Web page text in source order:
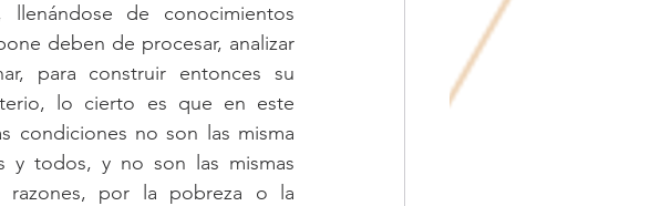
llenándose de conocimientos
deben de procesar, analizar
para construir entonces su
lo cierto es que en este
condiciones no son las misma
y todos, y no son las mismas
razones, por la pobreza o la